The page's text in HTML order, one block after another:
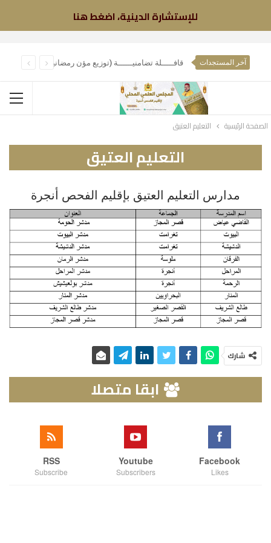
للإستشارة الدينية، اضغط هنا
آخر المستجدات قافـــــلة تضامنيــــــة (توزيع مؤن رمضانية)
الصفحة الرئيسية التعليم العتيق
التعليم العتيق
مدارس التعليم العتيق بإقليم الفحص أنجرة
شارك
ابقا متصلا
Facebook
Likes
Youtube
Subscribers
RSS
Subscribe